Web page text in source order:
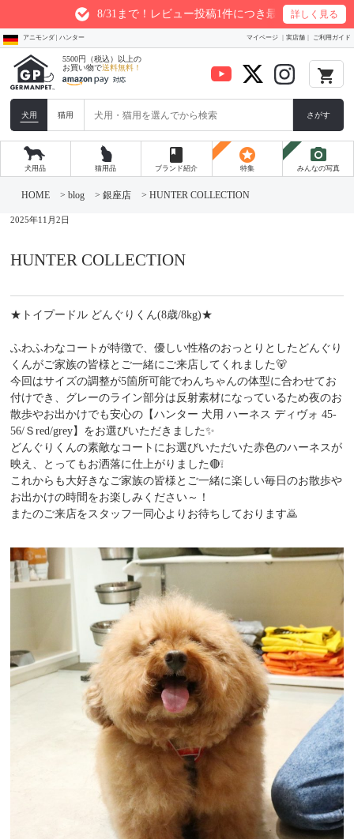
8/31まで！レビュー投稿1件につき最大200ptプレゼント
詳しく見る
アニモンダ | ハンター マイページ 実店舗 ご利用ガイド
5500円（税込）以上の
お買い物で送料無料！ local_grocery_store
犬用 猫用 さがす
犬用品 猫用品
book
ブランド紹介
stars
特集
photo_camera
みんなの写真
ン
ス
キ
HOME > blog > 銀座店 > HUNTER COLLECTION
2025年11月2日
HUNTER COLLECTION
★トイプードル どんぐりくん(8歳/8kg)★
ふわふわなコートが特徴で、優しい性格のおっとりとしたどんぐり
くんがご家族の皆様とご一緒にご来店してくれました🐻
今回はサイズの調整が5箇所可能でわんちゃんの体型に合わせてお
付けでき、グレーのライン部分は反射素材になっているため夜のお
散歩やお出かけでも安心の【ハンター 犬用 ハーネス ディヴォ 45-
56/Ｓred/grey】をお選びいただきました✨️
どんぐりくんの素敵なコートにお選びいただいた赤色のハーネスが
映え、とってもお洒落に仕上がりました🔴❕️
これからも大好きなご家族の皆様とご一緒に楽しい毎日のお散歩や
お出かけの時間をお楽しみください～！
またのご来店をスタッフ一同心よりお待ちしております🙇